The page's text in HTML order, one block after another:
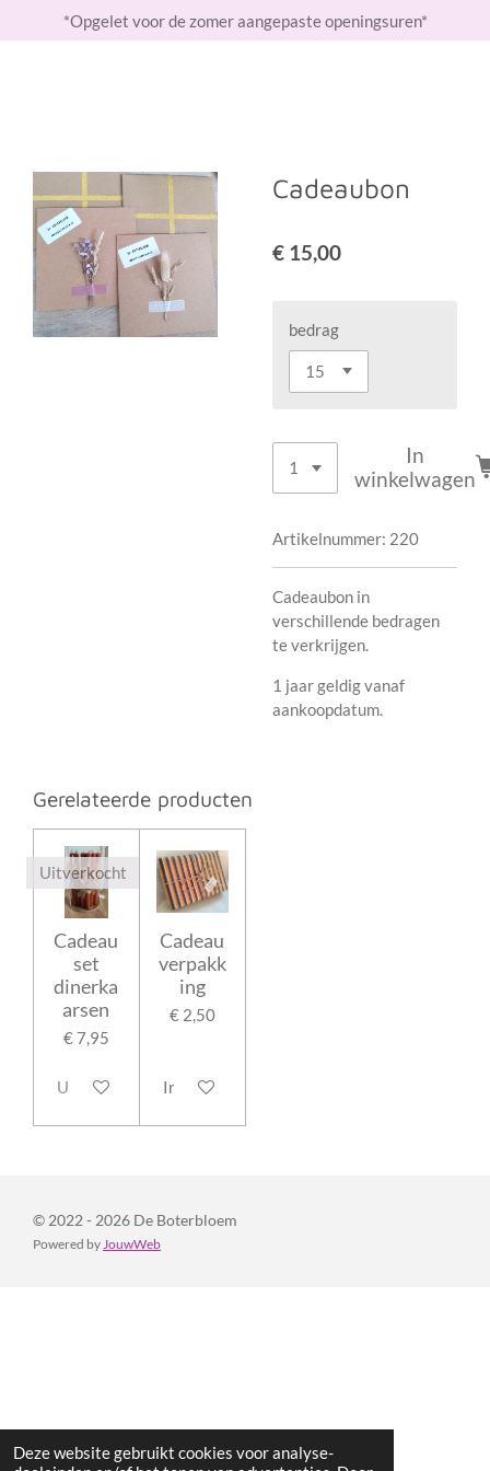
Deze website gebruikt cookies voor analyse-
direct
*Opgelet voor de zomer aangepaste openingsuren*
Cadeaubon
€ 15,00
bedrag
In
winkelwagen
Artikelnummer: 220
Cadeaubon in
verschillende bedragen
te verkrijgen.
1 jaar geldig vanaf
aankoopdatum.
Gerelateerde producten
Uitverkocht
Cadeau
set
dinerka
arsen
€ 7,95
Uitverkocht
Cadeau
verpakk
ing
€ 2,50
In winkelwagen
© 2022 - 2026 De Boterbloem
Powered by JouwWeb